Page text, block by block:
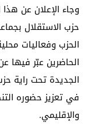
وجاء الإعلان عن
حزب الاستقلال
الحزب وفعاليات
الحاضرين عبّر فيها
الجديدة تحت راية
في تعزيز حضوره
والإقليمي.